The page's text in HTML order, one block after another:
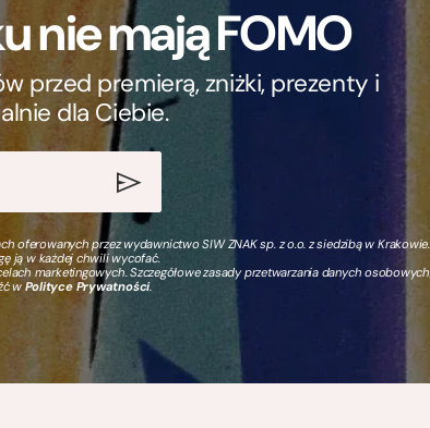
nie mają FOMO
przed premierą, zniżki, prezenty i
dla Ciebie.
oferowanych przez wydawnictwo SIW ZNAK sp. z o.o. z siedzibą w Krakowie.
ją w każdej chwili wycofać.
marketingowych. Szczegółowe zasady przetwarzania danych osobowych,
wPolityce Prywatności.